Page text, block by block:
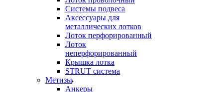
Системы подвеса
Аксессуары для
металлических лотков
Лоток перфорированный
Лоток
неперфорированный
Крышка лотка
STRUT система
Метизы
Анкеры